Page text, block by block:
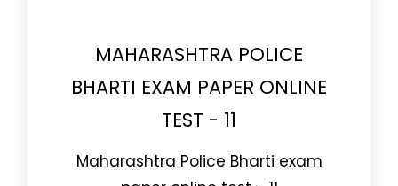
MAHARASHTRA POLICE
BHARTI EXAM PAPER ONLINE
TEST - 11
Maharashtra Police Bharti exam